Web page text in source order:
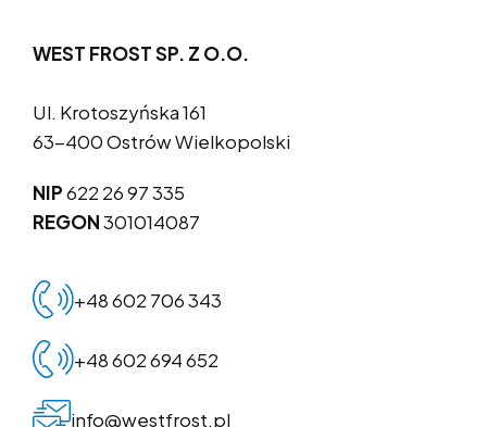
WEST FROST SP. Z O.O.
Ul. Krotoszyńska 161
63-400 Ostrów Wielkopolski
NIP622 26 97 335
REGON301014087
+48 602 706 343
+48 602 694 652
info@westfrost.pl